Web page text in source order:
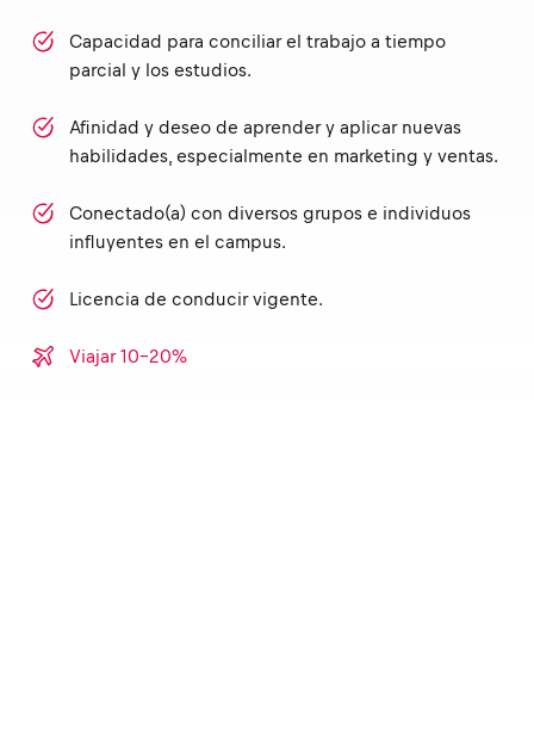
Capacidad para conciliar el trabajo a tiempo
parcial y los estudios.
Afinidad y deseo de aprender y aplicar nuevas
habilidades, especialmente en marketing y ventas.
Conectado(a) con diversos grupos e individuos
influyentes en el campus.
Licencia de conducir vigente.
Viajar 10-20%